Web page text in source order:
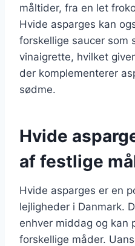
måltider, fra en let
Hvide asparges kan
forskellige saucer som
vinaigrette, hvilket
der komplementerer
sødme.
Hvide
af festlige
Hvide asparges er en
lejligheder i Danmark.
enhver middag og kan
forskellige måder.